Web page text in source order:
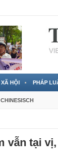
XÃ HỘI PHÁP
CHINESISCH
vẫn tại